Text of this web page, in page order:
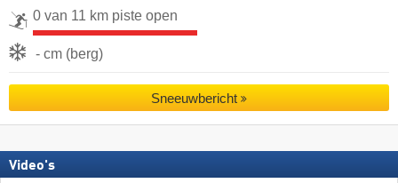
0 van 11 km piste open
- cm (berg)
Sneeuwbericht
Video's